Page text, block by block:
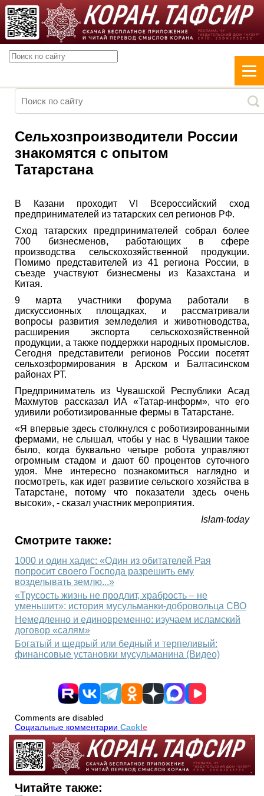
Сельхозпроизводители России
знакомятся с опытом
Татарстана
В Казани проходит VI Всероссийский сход
предпринимателей из татарских сел регионов РФ.
Сход татарских предпринимателей собрал более
700 бизнесменов, работающих в сфере
производства сельскохозяйственной продукции.
Помимо представителей из 41 региона России, в
съезде участвуют бизнесмены из Казахстана и
Китая.
9 марта участники форума работали в
дискуссионных площадках, и рассматривали
вопросы развития земледелия и животноводства,
расширения экспорта сельскохозяйственной
продукции, а также поддержки народных промыслов.
Сегодня представители регионов России посетят
сельхозформирования в Арском и Балтасинском
районах РТ.
Предприниматель из Чувашской Республики Асад
Махмутов рассказал ИА «Татар-информ», что его
удивили роботизированные фермы в Татарстане.
«Я впервые здесь столкнулся с роботизированными
фермами, не слышал, чтобы у нас в Чувашии такое
было, когда буквально четыре робота управляют
огромным стадом и дают 60 процентов суточного
удоя. Мне интересно познакомиться наглядно и
посмотреть, как идет развитие сельского хозяйства в
Татарстане, потому что показатели здесь очень
высоки», - сказал участник мероприятия.
Islam-today
Смотрите также:
1000 и один хадис: «Один из обитателей Рая
попросит своего Господа разрешить ему
возделывать землю...»
«Трусость жизнь не продлит, храбрость – не
уменьшит»: история мусульманки-добровольца СВО
Немедленно и единовременно: изучаем исламский
договор «салям»
Богатый и щедрый или бедный и терпеливый:
финансовые установки мусульманина (Видео)
Comments are disabled
Социальные комментарии Cackle
Читайте также: